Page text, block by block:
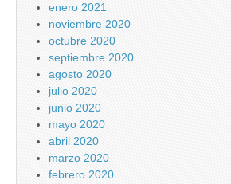
enero 2021
noviembre 2020
octubre 2020
septiembre 2020
agosto 2020
julio 2020
junio 2020
mayo 2020
abril 2020
marzo 2020
febrero 2020